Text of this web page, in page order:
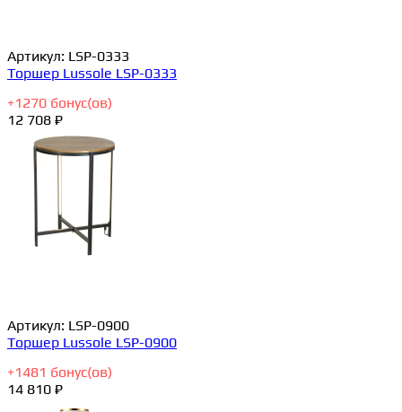
Артикул: LSP-0333
Торшер Lussole LSP-0333
+1270 бонус(ов)
12 708 ₽
Артикул: LSP-0900
Торшер Lussole LSP-0900
+1481 бонус(ов)
14 810 ₽